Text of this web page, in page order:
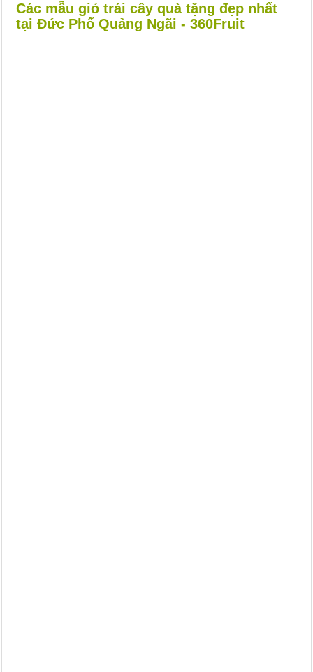
Các mẫu giỏ trái cây quà tặng đẹp nhất
tại Đức Phổ Quảng Ngãi - 360Fruit